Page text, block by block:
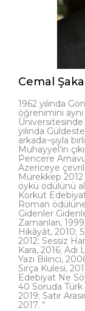
Cemal
1962 yılında
öğrenimini
yılında
arkada¬şıyla
Muhayyel’in
Pencere
Azericeye
Mürekkep
öykü ödülünü
Korkut
Roman
Gidenler
Zamanları,
Hikâyât, 2010;
2012; Sessiz
Kara, 2016;
Yazı Bilinci,
Sırça Kulesi,
Edebiyat Ne
40 Soruda Türk
2019; Satır
2017. ”